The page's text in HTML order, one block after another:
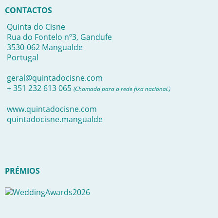
CONTACTOS
Quinta do Cisne
Rua do Fontelo nº3, Gandufe
3530-062 Mangualde
Portugal
geral@quintadocisne.com
+ 351 232 613 065 (Chamada para a rede fixa nacional.)
www.quintadocisne.com
quintadocisne.mangualde
PRÉMIOS